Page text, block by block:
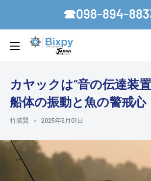
す
☎098-894-
Bixpy-
カヤックは“音の伝達装
船体の振動と魚の警戒心
竹脇賢 2025年6月01日